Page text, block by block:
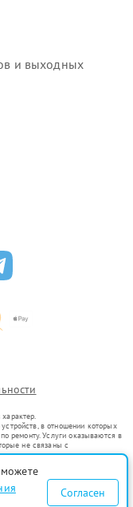
и выходных
в отношении которых
ремонту. Услуги оказываются в
не связаны с
оборот в соответствии
услуг или введения
предоставляемых услугах по
Согласен